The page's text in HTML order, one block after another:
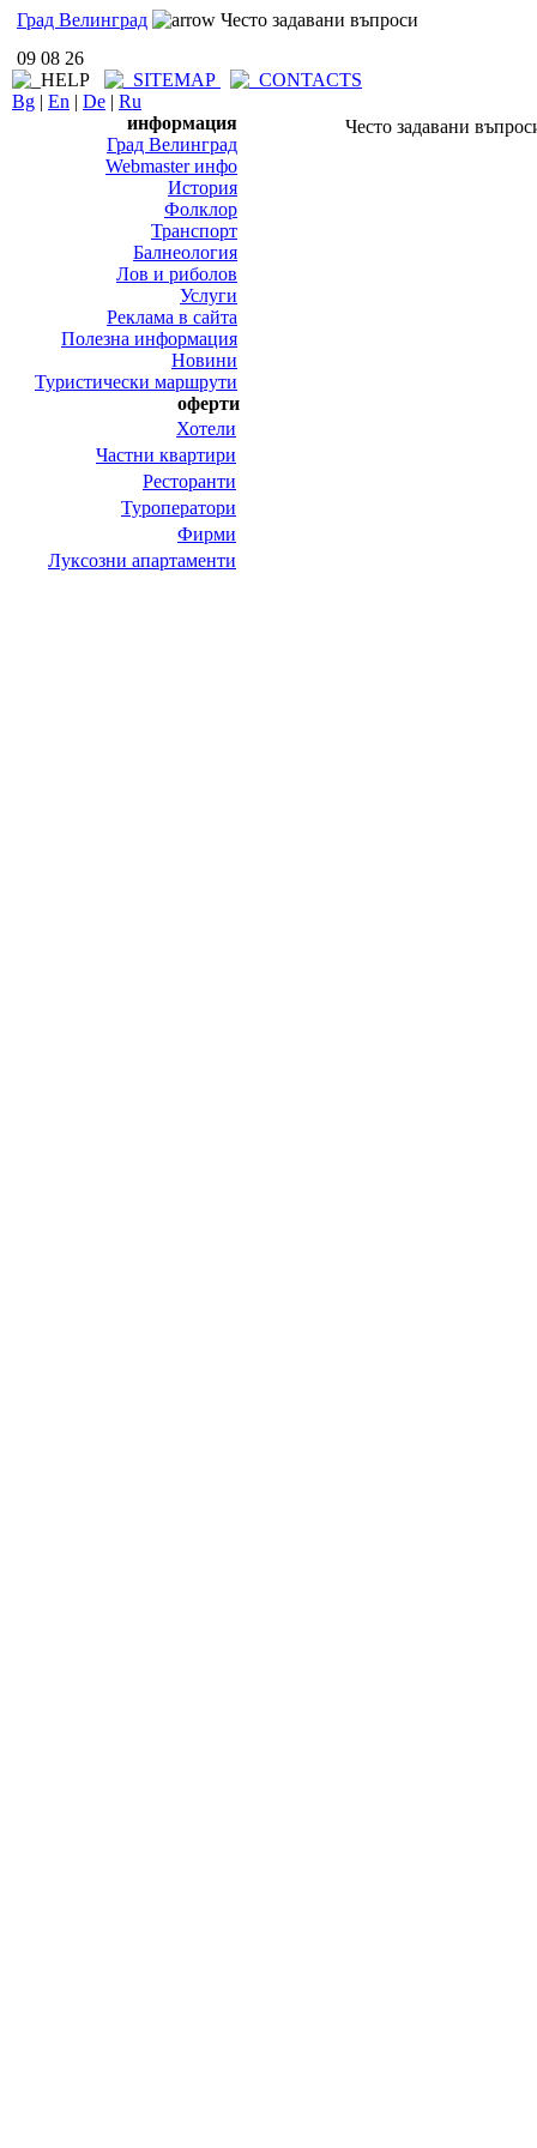
Град Велинград
Често задавани въпроси
09 08 26
Bg | En | De | Ru
информация
Град Велинград
Webmaster инфо
История
Фолклор
Транспорт
Балнеология
Лов и риболов
Услуги
Реклама в сайта
Полезна информация
Новини
Туристически маршрути
оферти
Хотели
Частни квартири
Ресторанти
Туроператори
Фирми
Луксозни апартаменти
Често задавани